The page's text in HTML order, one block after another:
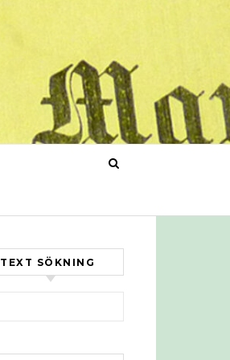
TEXT SÖKNING